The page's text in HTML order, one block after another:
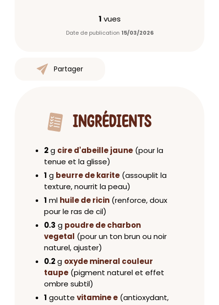
1 vues
Date de publication 15/03/2026
Partager
INGRÉDIENTS
2g cire d'abeille jaune (pour la
tenue et la glisse)
1 g beurre de karite (assouplit la
texture, nourrit la peau)
1 ml huile de ricin (renforce, doux
pour le ras de cil)
0.3 g poudre de charbon
vegetal (pour un ton brun ou noir
naturel, ajuster)
0.2g oxyde mineral couleur
taupe (pigment naturel et effet
ombre subtil)
1 goutte vitamine e (antioxydant,